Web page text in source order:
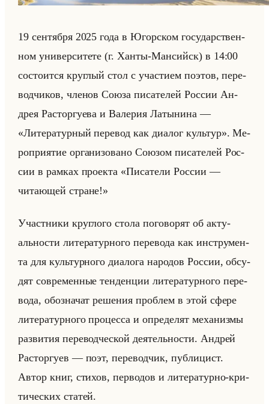
19 сен­тяб­ря 2025 года в Югор­ском го­су­дар­ствен­
ном уни­вер­си­те­те (г. Ханты-Ман­сийск) в 14:00
со­сто­ит­ся круг­лый стол с уча­сти­ем по­этов, пе­ре­
вод­чи­ков, чле­нов Союза пи­са­те­лей Рос­сии Ан­
дрея Рас­тор­гу­ева и Ва­ле­рия Ла­ты­ни­на —
«Литературный перевод как диалог культур». Ме­
ро­при­ятие ор­га­ни­зо­ва­но Со­юзом пи­са­те­лей Рос­
сии в рам­ках про­ек­та «Писатели России —
читающей стране!»
Участ­ни­ки круг­ло­го стола по­го­во­рят об ак­ту­
ально­сти ли­те­ра­тур­но­го пе­ре­во­да как ин­стру­мен­
та для культур­но­го диа­ло­га на­ро­дов Рос­сии, об­су­
дят со­вре­мен­ные тен­ден­ции ли­те­ра­тур­но­го пе­ре­
во­да, обо­зна­чат ре­ше­ния про­блем в этой сфере
ли­те­ра­тур­но­го про­цес­са и опре­де­лят ме­ха­низ­мы
раз­ви­тия пе­ре­вод­че­ской де­ятельно­сти. Ан­дрей
Рас­тор­гу­ев — поэт, пе­ре­вод­чик, пуб­ли­цист.
Автор книг, сти­хов, пер­во­дов и ли­те­ра­тур­но-кри­
ти­че­ских ста­тей.